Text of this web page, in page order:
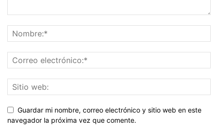
Guardar mi nombre, correo electrónico y sitio web en este
navegador la próxima vez que comente.